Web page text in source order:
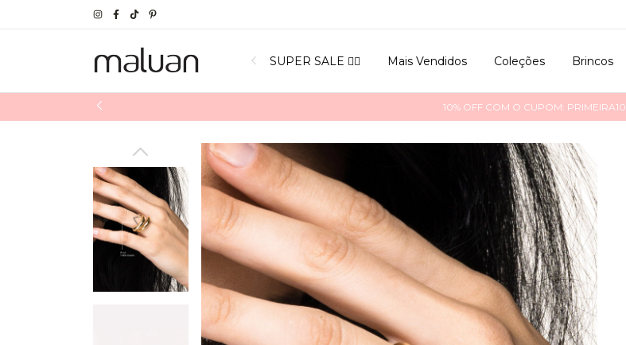
SUPER SALE ❤️‍🔥 Mais Vendidos Coleções Brincos
10% OFF COM O CUPOM: PRIMEIRA10